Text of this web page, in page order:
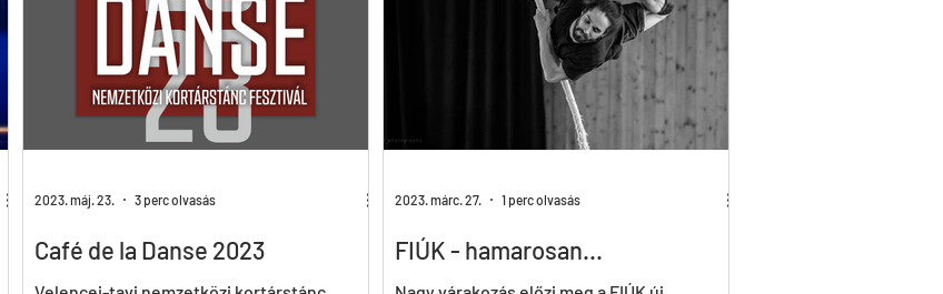
Café de la Danse 2023
2023. máj. 23. 3 perc olvasás
FIÚK - hamarosan...
2023. márc. 27. 1 perc olvasás